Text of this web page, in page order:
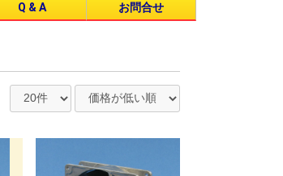
Q & A お問合せ
CSA規格品
CSA規格品
CSA規格品
CSA規格品
CSA規格品